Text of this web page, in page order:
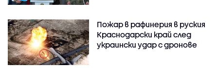
Пожар в рафинерия в руския
Краснодарски край след
украински удар с дронове